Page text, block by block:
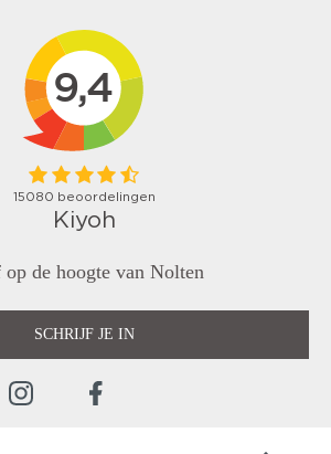
de hoogte van Nolten
SCHRIJF JE IN